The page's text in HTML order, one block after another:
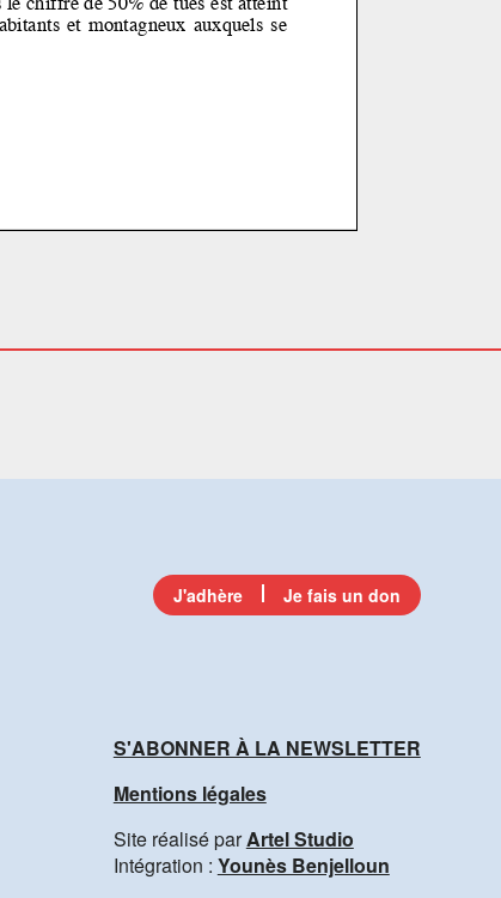
J'adhère Je fais un don
S'ABONNER À LA NEWSLETTER
Mentions légales
Site réalisé parArtel Studio
Intégration : Younès Benjelloun